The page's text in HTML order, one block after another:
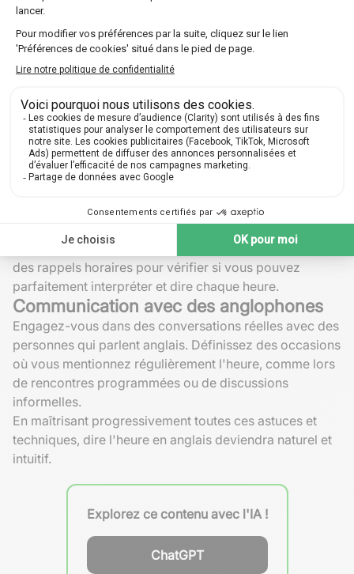
et garantit une organisation fluide.
Astuce pour mémoriser l'heure en
anglais
Mémoriser comment dire l'heure en anglais peut être
Utilisation des applications numériques
Il existe plusieursapplications mobilesqui peuvent vous
aider à pratiquer la lecture et l'expression de l'heure en
anglais. Certaines offrent des exercices interactifs et
Pratique régulière
Intégrer la pratique de l'heure en anglais dans votre
routine quotidienne facilite l'apprentissage. Fixez-vous
des rappels horaires pour vérifier si vous pouvez
parfaitement interpréter et dire chaque heure.
Communication avec des anglophones
Engagez-vous dans des conversations réelles avec des
personnes qui parlent anglais. Définissez des occasions
où vous mentionnez régulièrement l'heure, comme lors
de rencontres programmées ou de discussions
informelles.
En maîtrisant progressivement toutes ces astuces et
techniques, dire l'heure en anglais deviendra naturel et
intuitif.
Explorez ce contenu avec l'IA !
ChatGPT